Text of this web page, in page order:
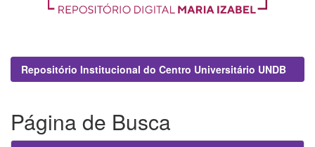
Repositório Institucional do Centro Universitário UNDB
Página de Busca